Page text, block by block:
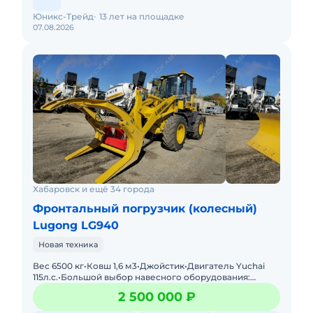
07.08.2026
Юникс-Трейд 13 лет на площадке
Хабаровск и ещё 34 города
Фронтальный погрузчик (колесный)
Lugong LG940
Новая техника
Вес 6500 кг•Ковш 1,6 м3•Джойстик•Двигатель Yuchai
115л.с.•Большой выбор навесного оборудования:
отвалы, лесозахваты, вилы и пр. Грузоподъем
2 500 000 ₽